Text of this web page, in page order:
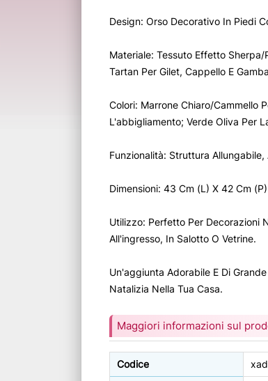
Design: Orso Decorativo In Piedi
Materiale: Tessuto Effetto
Tartan Per Gilet, Cappello E
Colori: Marrone Chiaro/Cammello
L'abbigliamento; Verde Oliva Per
Funzionalità: Struttura
Dimensioni: 43 Cm (L) X 42 Cm
Utilizzo: Perfetto Per Decorazioni
All'ingresso, In Salotto O Vetrine.
Un'aggiunta Adorabile E Di
Natalizia Nella Tua Casa.
Maggiori informazioni sul
Codice